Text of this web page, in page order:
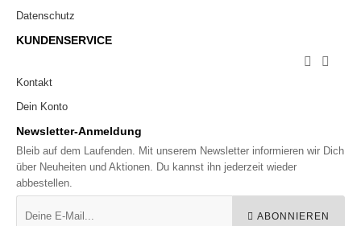
Datenschutz
KUNDENSERVICE
 
Kontakt
Dein Konto
Newsletter-Anmeldung
Bleib auf dem Laufenden. Mit unserem Newsletter informieren wir Dich
über Neuheiten und Aktionen. Du kannst ihn jederzeit wieder
abbestellen.
ABONNIEREN